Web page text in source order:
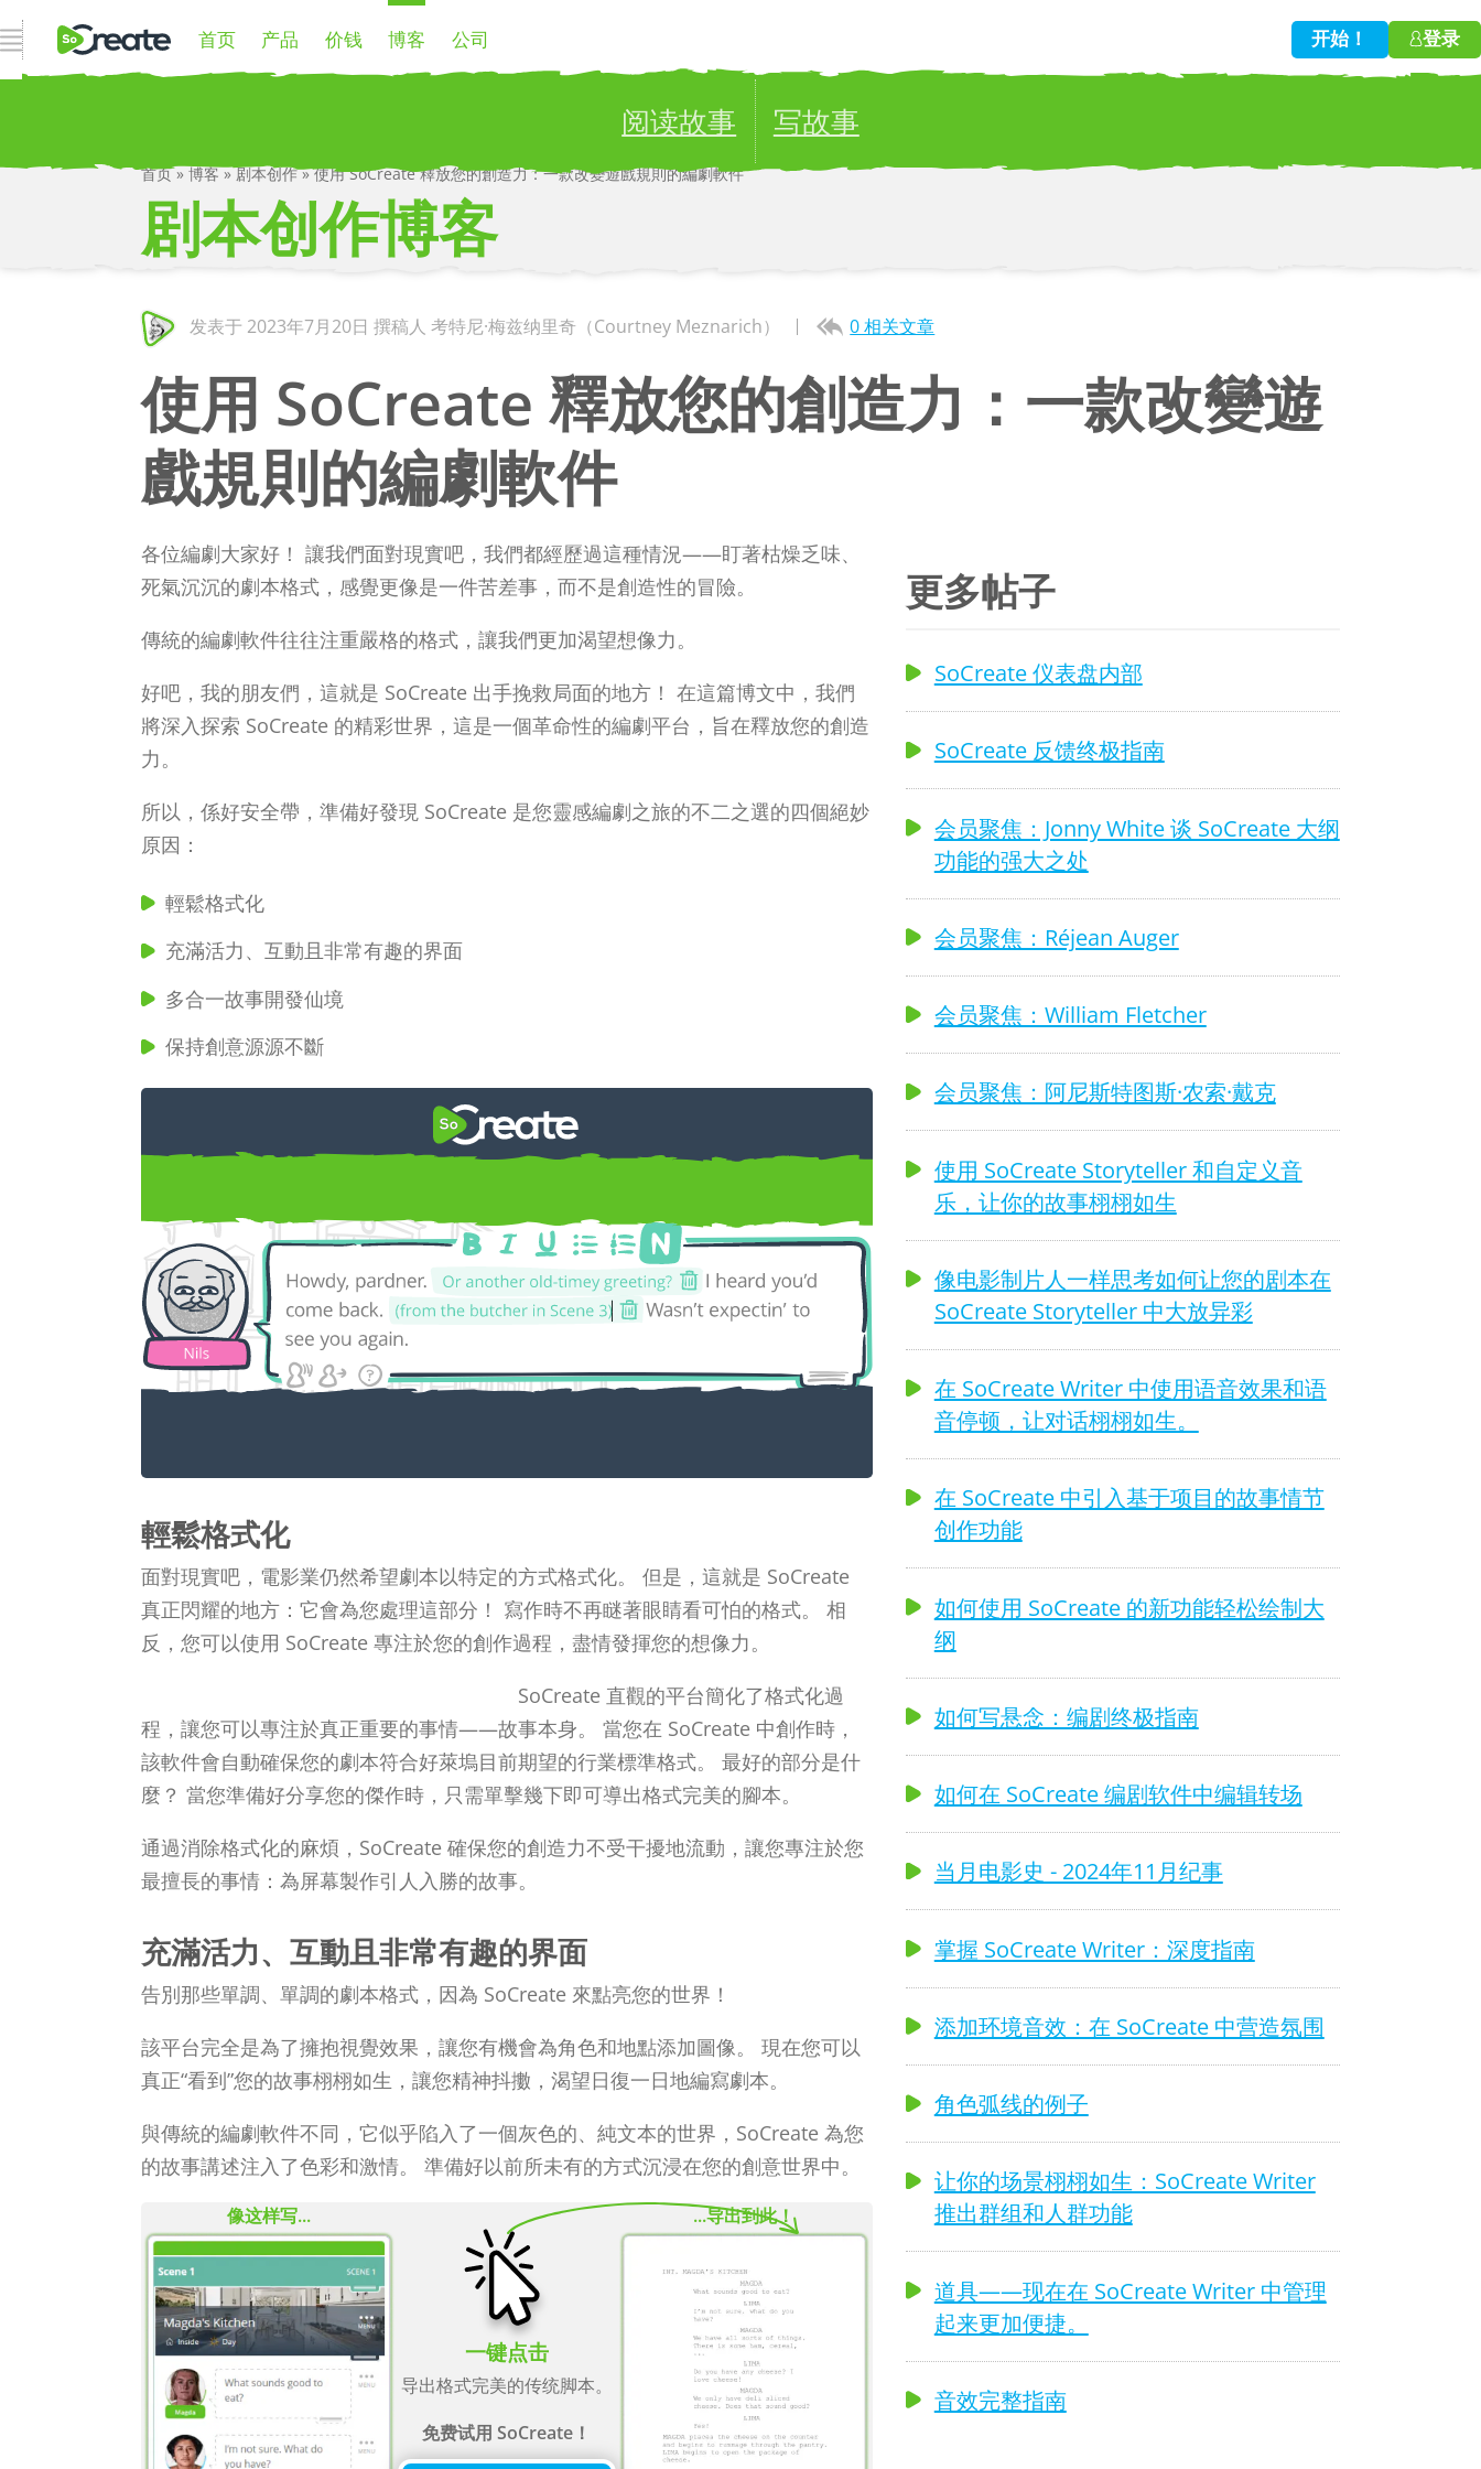
打开导航 首页 产品 价钱 博客 公司 开始！ 登录
阅读故事 写故事
Publish your stories to a global audience.
首页»博客»剧本创作»使用 SoCreate 釋放您的創造力：一款改變遊戲規則的編劇軟件
剧本创作博客
发表于 2023年7月20日 撰稿人 考特尼·梅兹纳里奇（Courtney Meznarich） 0 相关文章
使用 SoCreate 釋放您的創造力：一款改變遊
戲規則的編劇軟件
各位編劇大家好！ 讓我們面對現實吧，我們都經歷過這種情況——盯著枯燥乏味、
死氣沉沉的劇本格式，感覺更像是一件苦差事，而不是創造性的冒險。
傳統的編劇軟件往往注重嚴格的格式，讓我們更加渴望想像力。
好吧，我的朋友們，這就是 SoCreate 出手挽救局面的地方！ 在這篇博文中，我們
將深入探索 SoCreate 的精彩世界，這是一個革命性的編劇平台，旨在釋放您的創造
力。
所以，係好安全帶，準備好發現 SoCreate 是您靈感編劇之旅的不二之選的四個絕妙
原因：
輕鬆格式化
充滿活力、互動且非常有趣的界面
多合一故事開發仙境
保持創意源源不斷
使用 SoCreate 釋放您的創造力
輕鬆格式化
面對現實吧，電影業仍然希望劇本以特定的方式格式化。 但是，這就是 SoCreate
真正閃耀的地方：它會為您處理這部分！ 寫作時不再瞇著眼睛看可怕的格式。 相
反，您可以使用 SoCreate 專注於您的創作過程，盡情發揮您的想像力。
SoCreate 直觀的平台簡化了格式化過
程，讓您可以專注於真正重要的事情——故事本身。 當您在 SoCreate 中創作時，
該軟件會自動確保您的劇本符合好萊塢目前期望的行業標準格式。 最好的部分是什
麼？ 當您準備好分享您的傑作時，只需單擊幾下即可導出格式完美的腳本。
通過消除格式化的麻煩，SoCreate 確保您的創造力不受干擾地流動，讓您專注於您
最擅長的事情：為屏幕製作引人入勝的故事。
充滿活力、互動且非常有趣的界面
告別那些單調、單調的劇本格式，因為 SoCreate 來點亮您的世界！
該平台完全是為了擁抱視覺效果，讓您有機會為角色和地點添加圖像。 現在您可以
真正“看到”您的故事栩栩如生，讓您精神抖擻，渴望日復一日地編寫劇本。
與傳統的編劇軟件不同，它似乎陷入了一個灰色的、純文本的世界，SoCreate 為您
的故事講述注入了色彩和激情。 準備好以前所未有的方式沉浸在您的創意世界中。
一键点击
导出格式完美的传统脚本。
免费试用 SoCreate！
像这样写... ...导出到此！
更多帖子
SoCreate 仪表盘内部
SoCreate 反馈终极指南
会员聚焦：Jonny White 谈 SoCreate 大纲
功能的强大之处
会员聚焦：Réjean Auger
会员聚焦：William Fletcher
会员聚焦：阿尼斯特图斯·农索·戴克
使用 SoCreate Storyteller 和自定义音
乐，让你的故事栩栩如生
像电影制片人一样思考如何让您的剧本在
SoCreate Storyteller 中大放异彩
在 SoCreate Writer 中使用语音效果和语
音停顿，让对话栩栩如生。
在 SoCreate 中引入基于项目的故事情节
创作功能
如何使用 SoCreate 的新功能轻松绘制大
纲
如何写悬念：编剧终极指南
如何在 SoCreate 编剧软件中编辑转场
当月电影史 - 2024年11月纪事
掌握 SoCreate Writer：深度指南
添加环境音效：在 SoCreate 中营造氛围
角色弧线的例子
让你的场景栩栩如生：SoCreate Writer
推出群组和人群功能
道具——现在在 SoCreate Writer 中管理
起来更加便捷。
音效完整指南